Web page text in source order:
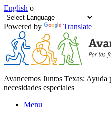
English o
Powered by Translate
Avancemos Juntos Texas: Ayuda
necesidades especiales
Menu